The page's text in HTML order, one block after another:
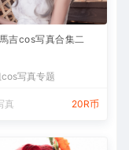
吉cos写真合集二
写真专题
真 20R币